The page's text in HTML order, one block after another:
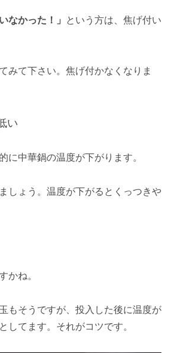
なかった！」
という方は、焦げ付い
みて下さい。焦げ付かなくなりま
い
に中華鍋の温度が下がります。
しょう。温度が下がるとくっつきや
かね。
もそうですが、投入した後に温度が
してます。それがコツです。